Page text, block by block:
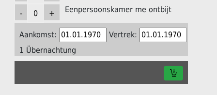
Eenpersoonskamer me ontbijt
Aankomst:
Vertrek:
1 Übernachtung